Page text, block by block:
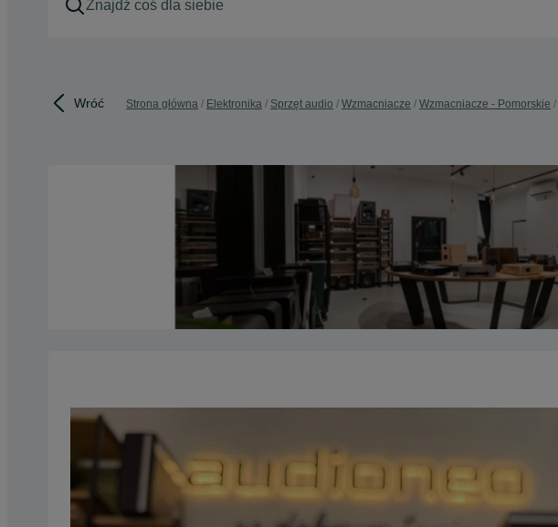
Wróć Strona główna Elektronika Sprzęt audio Wzmacniacze Wzmacniacze - Pomorskie